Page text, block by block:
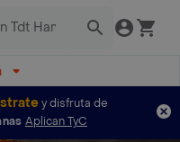
y disfruta de
Aplican TyC